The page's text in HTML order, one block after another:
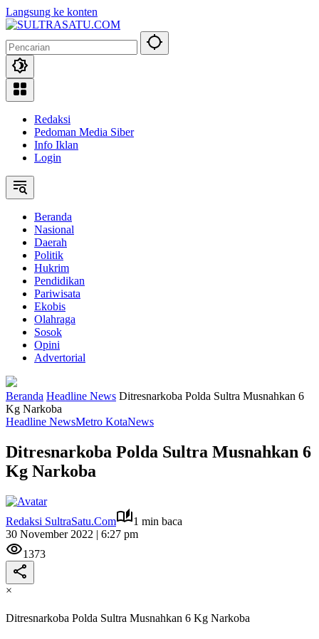
Langsung ke konten
Redaksi
Pedoman Media Siber
Info Iklan
Login
Beranda
Nasional
Daerah
Politik
Hukrim
Pendidikan
Pariwisata
Ekobis
Olahraga
Sosok
Opini
Advertorial
Beranda Headline News Ditresnarkoba Polda Sultra Musnahkan 6
Kg Narkoba
Headline NewsMetro KotaNews
Ditresnarkoba Polda Sultra Musnahkan 6
Kg Narkoba
Redaksi SultraSatu.Com
1 min baca
30 November 2022 | 6:27 pm
1373
×
Ditresnarkoba Polda Sultra Musnahkan 6 Kg Narkoba